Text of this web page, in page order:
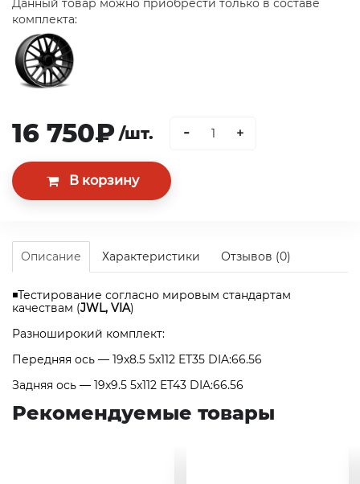
Данный товар можно приобрести только в составе
комплекта:
16 750₽ /шт. - +
Описание Характеристики Отзывов (0)
◾Тестирование согласно мировым стандартам
качествам (JWL, VIA)
Разноширокий комплект:
Передняя ось — 19x8.5 5x112 ET35 DIA:66.56
Задняя ось — 19x9.5 5x112 ET43 DIA:66.56
Рекомендуемые товары